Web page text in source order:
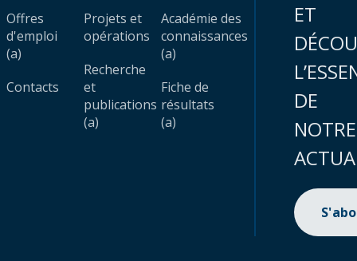
Offres
d'emploi
(a)
Contacts
Projets et
opérations
Recherche
et
publications
(a)
Académie des
connaissances
(a)
Fiche de
résultats
(a)
ET
DE
NOTRE